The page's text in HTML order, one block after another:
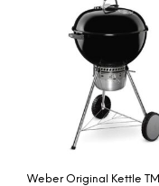
Weber Original Kettle TM